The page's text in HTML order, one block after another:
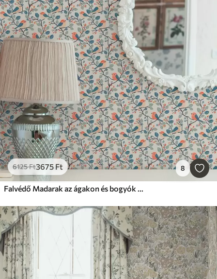
6125Ft3675 Ft 8
Falvédő Madarak az ágakon és bogyók meleg színekben